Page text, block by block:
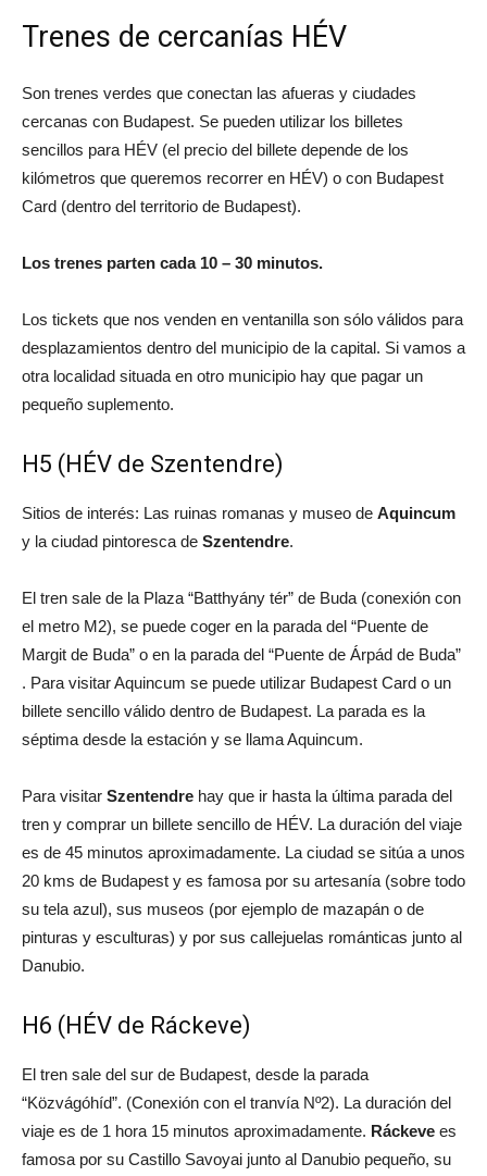
Trenes de cercanías HÉV
Son trenes verdes que conectan las afueras y ciudades
cercanas con Budapest. Se pueden utilizar los billetes
sencillos para HÉV (el precio del billete depende de los
kilómetros que queremos recorrer en HÉV) o con Budapest
Card (dentro del territorio de Budapest).
Los trenes parten cada 10 – 30 minutos.
Los tickets que nos venden en ventanilla son sólo válidos para
desplazamientos dentro del municipio de la capital. Si vamos a
otra localidad situada en otro municipio hay que pagar un
pequeño suplemento.
H5 (HÉV de Szentendre)
Sitios de interés: Las ruinas romanas y museo de Aquincum
y la ciudad pintoresca de Szentendre.
El tren sale de la Plaza “Batthyány tér” de Buda (conexión con
el metro M2), se puede coger en la parada del “Puente de
Margit de Buda” o en la parada del “Puente de Árpád de Buda”
. Para visitar Aquincum se puede utilizar Budapest Card o un
billete sencillo válido dentro de Budapest. La parada es la
séptima desde la estación y se llama Aquincum.
Para visitar Szentendre hay que ir hasta la última parada del
tren y comprar un billete sencillo de HÉV. La duración del viaje
es de 45 minutos aproximadamente. La ciudad se sitúa a unos
20 kms de Budapest y es famosa por su artesanía (sobre todo
su tela azul), sus museos (por ejemplo de mazapán o de
pinturas y esculturas) y por sus callejuelas románticas junto al
Danubio.
H6 (HÉV de Ráckeve)
El tren sale del sur de Budapest, desde la parada
“Közvágóhíd”. (Conexión con el tranvía Nº2). La duración del
viaje es de 1 hora 15 minutos aproximadamente. Ráckeve es
famosa por su Castillo Savoyai junto al Danubio pequeño, su